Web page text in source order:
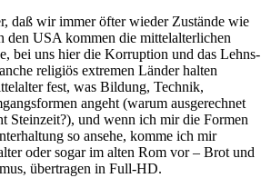
daß wir immer öfter wieder Zustände wie
den USA kommen die mittelalterlichen
bei uns hier die Korruption und das Lehns-
religiös extremen Länder halten
fest, was Bildung, Technik,
angeht (warum ausgerechnet
Steinzeit?), und wenn ich mir die Formen
so ansehe, komme ich mir
oder sogar im alten Rom vor – Brot und
übertragen in Full-HD.